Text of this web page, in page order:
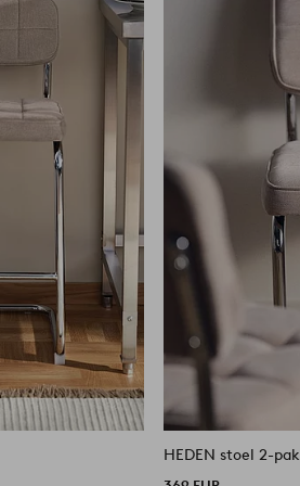
HEDEN stoel 2-pak